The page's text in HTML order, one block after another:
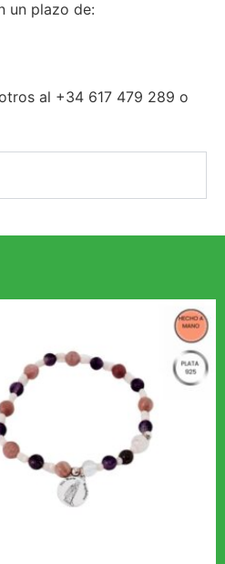
un plazo de:
al +34 617 479 289 o